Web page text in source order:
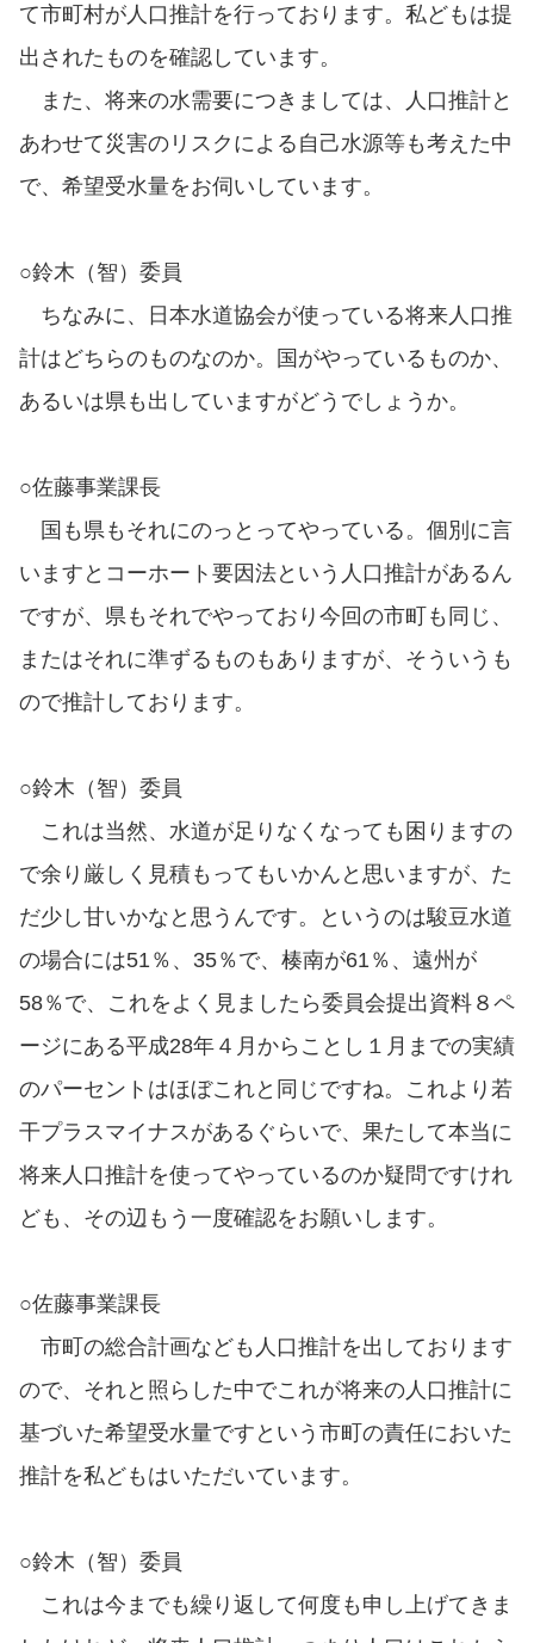
て市町村が人口推計を行っております。私どもは提
出されたものを確認しています。
また、将来の水需要につきましては、人口推計と
あわせて災害のリスクによる自己水源等も考えた中
で、希望受水量をお伺いしています。
○鈴木（智）委員
ちなみに、日本水道協会が使っている将来人口推
計はどちらのものなのか。国がやっているものか、
あるいは県も出していますがどうでしょうか。
○佐藤事業課長
国も県もそれにのっとってやっている。個別に言
いますとコーホート要因法という人口推計があるん
ですが、県もそれでやっており今回の市町も同じ、
またはそれに準ずるものもありますが、そういうも
ので推計しております。
○鈴木（智）委員
これは当然、水道が足りなくなっても困りますの
で余り厳しく見積もってもいかんと思いますが、た
だ少し甘いかなと思うんです。というのは駿豆水道
の場合には51％、35％で、楱南が61％、遠州が
58％で、これをよく見ましたら委員会提出資料８ペ
ージにある平成28年４月からことし１月までの実績
のパーセントはほぼこれと同じですね。これより若
干プラスマイナスがあるぐらいで、果たして本当に
将来人口推計を使ってやっているのか疑問ですけれ
ども、その辺もう一度確認をお願いします。
○佐藤事業課長
市町の総合計画なども人口推計を出しております
ので、それと照らした中でこれが将来の人口推計に
基づいた希望受水量ですという市町の責任においた
推計を私どもはいただいています。
○鈴木（智）委員
これは今までも繰り返して何度も申し上げてきま